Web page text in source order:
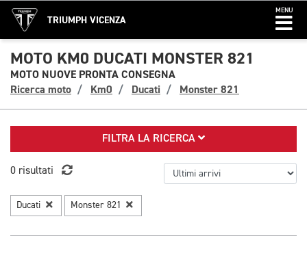
TRIUMPH VICENZA
MENU
MOTO KM0 DUCATI MONSTER 821
MOTO NUOVE PRONTA CONSEGNA
Ricerca moto
Km0 Ducati Monster 821
FILTRA LA RICERCA
0 risultati
Ducati Monster 821